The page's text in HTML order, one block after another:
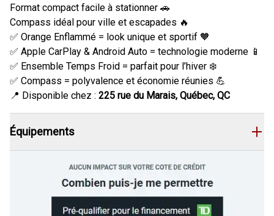
Format compact facile à stationner 🚗
Compass idéal pour ville et escapades 🔥
✅ Orange Enflammé = look unique et sportif 🧡
✅ Apple CarPlay & Android Auto = technologie moderne 📱
✅ Ensemble Temps Froid = parfait pour l’hiver ❄️
✅ Compass = polyvalence et économie réunies 💪
📍 Disponible chez : 225 rue du Marais, Québec, QC
Équipements